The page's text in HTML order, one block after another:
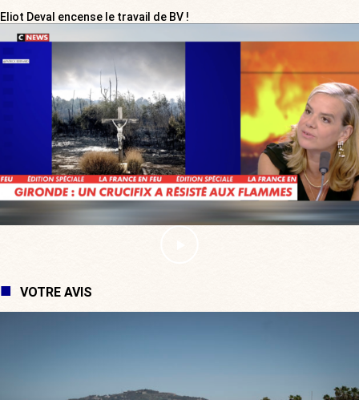
Eliot Deval encense le travail de BV !
VOTRE AVIS